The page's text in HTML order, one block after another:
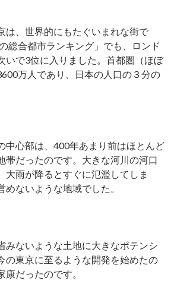
は、世界的にもたぐいまれな街で
総合都市ランキング」でも、ロンド
いで3位に入りました。首都圏（ほぼ
万人であり、日本の人口の３分の
中心部は、400年あまり前はほとんど
帯だったのです。大きな河川の河口
大雨が降るとすぐに氾濫してしま
ないような地域でした。
みないような土地に大きなポテンシ
の東京に至るような開発を始めたの
だったのです。